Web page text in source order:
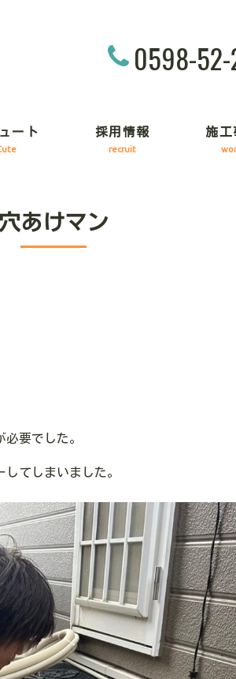
0598-
ート 採用情報
recruit
施工
穴あけマン
要でした。
てしまいました。